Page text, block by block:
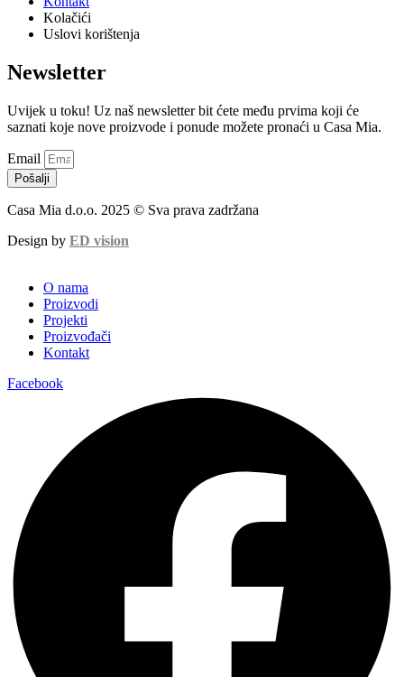
Kolačići
Uslovi korištenja
Newsletter
Uvijek u toku! Uz naš newsletter bit ćete među prvima koji će
saznati koje nove proizvode i ponude možete pronaći u Casa Mia.
Email
Pošalji
Casa Mia d.o.o. 2025 © Sva prava zadržana
Design by ED vision
O nama
Proizvodi
Projekti
Proizvođači
Kontakt
Facebook